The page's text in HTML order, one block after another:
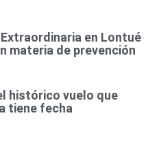
en Lontué
materia de prevención
histórico vuelo que
tiene fecha